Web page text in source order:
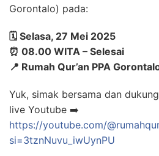
Gorontalo) pada:
🗓️ Selasa, 27 Mei 2025
⏰ 08.00 WITA – Selesai
📍 Rumah Qur’an PPA
Yuk, simak bersama dan
live Youtube ➡️
https://youtube.com/
si=3tznNuvu_iwUynPU